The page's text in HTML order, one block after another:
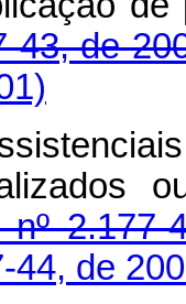
43, de
44, de